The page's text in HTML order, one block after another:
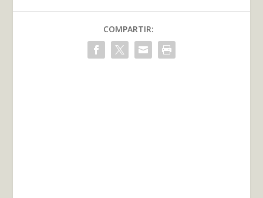
COMPARTIR: